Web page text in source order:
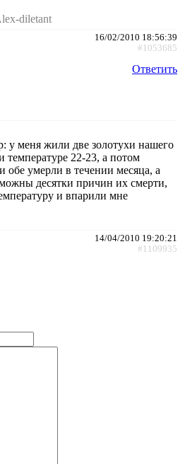
diletant
16/02/2010 18:56:39
#1053685
Ответить
у меня жили две золотухи нашего
температуре 22-23, а потом
обе умерли в течении месяца, а
десятки причин их смерти,
и впарили мне
14/04/2010 19:20:21
#1109935